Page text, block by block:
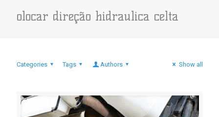
olocar direção hidraulica celta
Categories Tags Authors Show all